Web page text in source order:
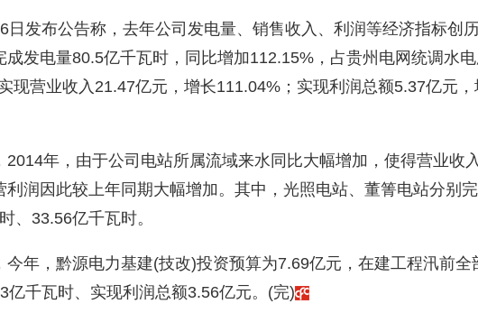
日发布公告称，去年公司发电量、销售收入、利润等经济指标创
成发电量80.5亿千瓦时，同比增加112.15%，占贵州电网统调水
现营业收入21.47亿元，增长111.04%；实现利润总额5.37亿元，
2014年，由于公司电站所属流域来水同比大幅增加，使得营业收
利润因此较上年同期大幅增加。其中，光照电站、董箐电站分别
、33.56亿千瓦时。
今年，黔源电力基建(技改)投资预算为7.69亿元，在建工程汛前全
亿千瓦时、实现利润总额3.56亿元。(完)